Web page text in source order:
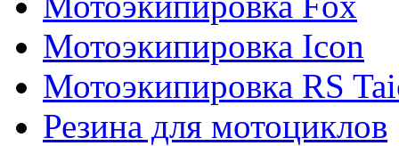
Мотоэкипировка Icon
Мотоэкипировка RS
Резина для мотоциклов